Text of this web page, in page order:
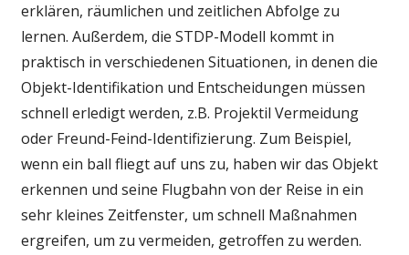
erklären, räumlichen und zeitlichen Abfolge zu
lernen. Außerdem, die STDP-Modell kommt in
praktisch in verschiedenen Situationen, in denen die
Objekt-Identifikation und Entscheidungen müssen
schnell erledigt werden, z.B. Projektil Vermeidung
oder Freund-Feind-Identifizierung. Zum Beispiel,
wenn ein ball fliegt auf uns zu, haben wir das Objekt
erkennen und seine Flugbahn von der Reise in ein
sehr kleines Zeitfenster, um schnell Maßnahmen
ergreifen, um zu vermeiden, getroffen zu werden.